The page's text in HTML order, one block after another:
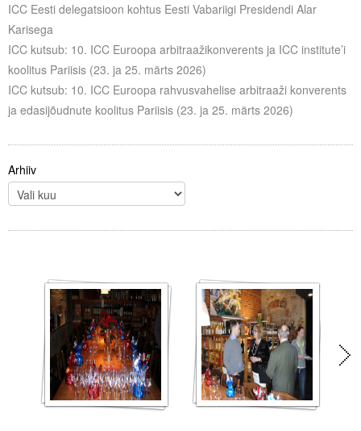
Projektid
ICC Eesti delegatsioon kohtus Eesti Vabariigi Presidendi Alar
Karisega
ICC kutsub: 10. ICC Euroopa arbitraažikonverents ja ICC institute’i
koolitus Pariisis (23. ja 25. märts 2026)
ICC kutsub: 10. ICC Euroopa rahvusvahelise arbitraaži konverents
ja edasijõudnute koolitus Pariisis (23. ja 25. märts 2026)
Arhiiv